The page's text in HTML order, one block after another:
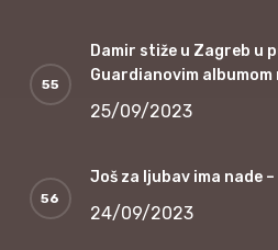
Damir stiže u Zagreb u
Guardianovim albumom
25/09/2023
Još za ljubav ima nade –
24/09/2023